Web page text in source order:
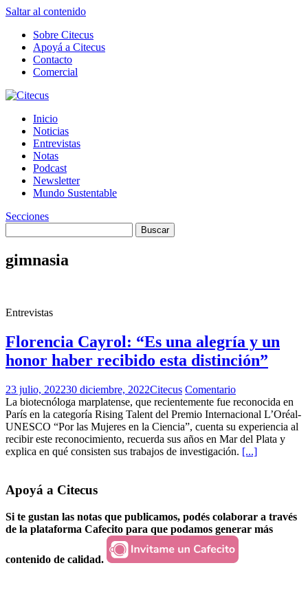
Saltar al contenido
Sobre Citecus
Apoyá a Citecus
Contacto
Comercial
Inicio
Noticias
Entrevistas
Notas
Podcast
Newsletter
Mundo Sustentable
Secciones
gimnasia
Entrevistas
Florencia Cayrol: “Es una alegría y un
honor haber recibido esta distinción”
23 julio, 202230 diciembre, 2022Citecus Comentario
La biotecnóloga marplatense, que recientemente fue reconocida en
París en la categoría Rising Talent del Premio Internacional L’Oréal-
UNESCO “Por las Mujeres en la Ciencia”, cuenta su experiencia al
recibir este reconocimiento, recuerda sus años en Mar del Plata y
explica en qué consisten sus trabajos de investigación. [...]
Apoyá a Citecus
Si te gustan las notas que publicamos, podés colaborar a través
de la plataforma Cafecito para que podamos generar más
contenido de calidad.